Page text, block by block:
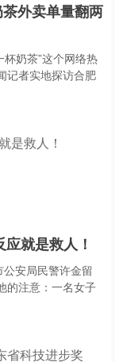
外卖单量翻两
奶茶”这个网络热
记者实地探访合肥
就是救人！
安局民警许金留
的注意：一名女子